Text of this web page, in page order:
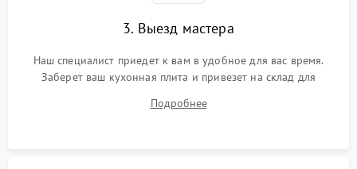
3. Выезд мастера
Наш специалист приедет к вам в удобное для вас время.
Заберет ваш кухонная плита и привезет на склад для
Подробнее